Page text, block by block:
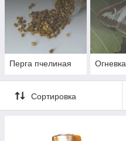
Перга пчелиная Огневка
Сортировка